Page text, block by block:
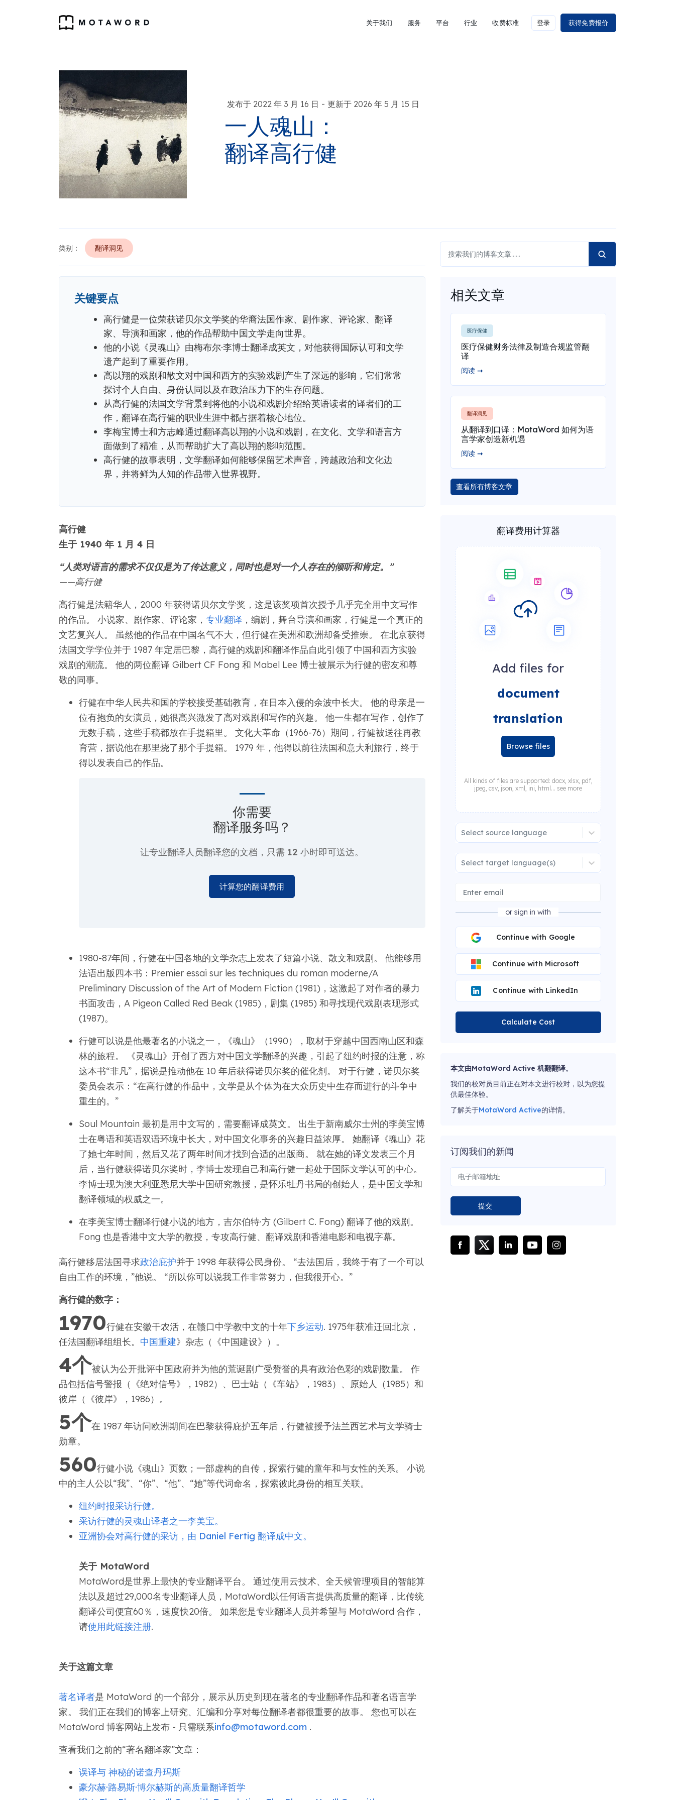
关于我们 服务 平台 行业 收费标准 登录 获得免费报价
发布于 2022 年 3 月 16 日 - 更新于 2026 年 5 月 15 日
一人魂山：
翻译高行健
类别： 翻译洞见
关键要点
高行健是一位荣获诺贝尔文学奖的华裔法国作家、剧作家、评论家、翻译
家、导演和画家，他的作品帮助中国文学走向世界。
他的小说《灵魂山》由梅布尔·李博士翻译成英文，对他获得国际认可和文学
遗产起到了重要作用。
高以翔的戏剧和散文对中国和西方的实验戏剧产生了深远的影响，它们常常
探讨个人自由、身份认同以及在政治压力下的生存问题。
从高行健的法国文学背景到将他的小说和戏剧介绍给英语读者的译者们的工
作，翻译在高行健的职业生涯中都占据着核心地位。
李梅宝博士和方志峰通过翻译高以翔的小说和戏剧，在文化、文学和语言方
面做到了精准，从而帮助扩大了高以翔的影响范围。
高行健的故事表明，文学翻译如何能够保留艺术声音，跨越政治和文化边
界，并将鲜为人知的作品带入世界视野。
高行健
生于 1940 年 1 月 4 日
“人类对语言的需求不仅仅是为了传达意义，同时也是对一个人存在的倾听和肯定。”
——高行健
高行健是法籍华人，2000 年获得诺贝尔文学奖，这是该奖项首次授予几乎完全用中文写作
的作品。 小说家、剧作家、评论家， 专业翻译 ，编剧，舞台导演和画家，行健是一个真正的
文艺复兴人。 虽然他的作品在中国名气不大，但行健在美洲和欧洲却备受推崇。 在北京获得
法国文学学位并于 1987 年定居巴黎，高行健的戏剧和翻译作品自此引领了中国和西方实验
戏剧的潮流。 他的两位翻译 Gilbert CF Fong 和 Mabel Lee 博士被展示为行健的密友和尊
敬的同事。
行健在中华人民共和国的学校接受基础教育，在日本入侵的余波中长大。 他的母亲是一
位有抱负的女演员，她很高兴激发了高对戏剧和写作的兴趣。 他一生都在写作，创作了
无数手稿，这些手稿都放在手提箱里。 文化大革命（1966-76）期间，行健被送往再教
育营，据说他在那里烧了那个手提箱。 1979 年，他得以前往法国和意大利旅行，终于
得以发表自己的作品。
你需要
翻译服务吗？
让专业翻译人员翻译您的文档，只需 12 小时即可送达。
计算您的翻译费用
1980-87年间，行健在中国各地的文学杂志上发表了短篇小说、散文和戏剧。 他能够用
法语出版四本书：Premier essai sur les techniques du roman moderne/A
Preliminary Discussion of the Art of Modern Fiction (1981)，这激起了对作者的暴力
书面攻击，A Pigeon Called Red Beak (1985)，剧集 (1985) 和寻找现代戏剧表现形式
(1987)。
行健可以说是他最著名的小说之一，《魂山》（1990），取材于穿越中国西南山区和森
林的旅程。 《灵魂山》开创了西方对中国文学翻译的兴趣，引起了纽约时报的注意，称
这本书“非凡”，据说是推动他在 10 年后获得诺贝尔奖的催化剂。 对于行健，诺贝尔奖
委员会表示：“在高行健的作品中，文学是从个体为在大众历史中生存而进行的斗争中
重生的。”
Soul Mountain 最初是用中文写的，需要翻译成英文。 出生于新南威尔士州的李美宝博
士在粤语和英语双语环境中长大，对中国文化事务的兴趣日益浓厚。 她翻译《魂山》花
了她七年时间，然后又花了两年时间才找到合适的出版商。 就在她的译文发表三个月
后，当行健获得诺贝尔奖时，李博士发现自己和高行健一起处于国际文学认可的中心。
李博士现为澳大利亚悉尼大学中国研究教授，是怀乐牡丹书局的创始人，是中国文学和
翻译领域的权威之一。
在李美宝博士翻译行健小说的地方，吉尔伯特·方 (Gilbert C. Fong) 翻译了他的戏剧。
Fong 也是香港中文大学的教授，专攻高行健、翻译戏剧和香港电影和电视字幕。
高行健移居法国寻求政治庇护并于 1998 年获得公民身份。 “去法国后，我终于有了一个可以
自由工作的环境，”他说。 “所以你可以说我工作非常努力，但我很开心。”
高行健的数字：
1970行健在安徽干农活，在赣口中学教中文的十年下乡运动. 1975年获准迁回北京，
任法国翻译组组长。 中国重建》杂志（《中国建设》）。
4个被认为公开批评中国政府并为他的荒诞剧广受赞誉的具有政治色彩的戏剧数量。 作
品包括信号警报（《绝对信号》，1982）、巴士站（《车站》，1983）、原始人（1985）和
彼岸（《彼岸》，1986）。
5个在 1987 年访问欧洲期间在巴黎获得庇护五年后，行健被授予法兰西艺术与文学骑士
勋章。
560行健小说《魂山》页数；一部虚构的自传，探索行健的童年和与女性的关系。 小说
中的主人公以“我”、“你”、“他”、“她”等代词命名，探索彼此身份的相互关联。
纽约时报采访行健。
采访行健的灵魂山译者之一李美宝。
亚洲协会对高行健的采访，由 Daniel Fertig 翻译成中文。
关于 MotaWord
MotaWord是世界上最快的专业翻译平台。 通过使用云技术、全天候管理项目的智能算
法以及超过29,000名专业翻译人员，MotaWord以任何语言提供高质量的翻译，比传统
翻译公司便宜60％，速度快20倍。 如果您是专业翻译人员并希望与 MotaWord 合作，
请使用此链接注册.
关于这篇文章
著名译者是 MotaWord 的一个部分，展示从历史到现在著名的专业翻译作品和著名语言学
家。 我们正在我们的博客上研究、汇编和分享对每位翻译者都很重要的故事。 您也可以在
MotaWord 博客网站上发布 - 只需联系info@motaword.com.
查看我们之前的“著名翻译家”文章：
误译与 神秘的诺查丹玛斯
豪尔赫·路易斯·博尔赫斯的高质量翻译哲学
相关文章
医疗保健
医疗保健财务法律及制造合规监管翻
译
阅读 ➞
翻译洞见
从翻译到口译：MotaWord 如何为语
言学家创造新机遇
阅读 ➞
查看所有博客文章
翻译费用计算器
Add files for
document
translation
Browse files
All kinds of files are supported: docx, xlsx, pdf,
jpeg, csv, json, xml, ini, html... see more
Select source language
Select target language(s)
or sign in with
Continue with Google
Continue with Microsoft
Continue with LinkedIn
Calculate Cost
本文由MotaWord Active 机翻翻译。
我们的校对员目前正在对本文进行校对，以为您提
供最佳体验。
了解关于MotaWord Active的详情。
订阅我们的新闻
提交